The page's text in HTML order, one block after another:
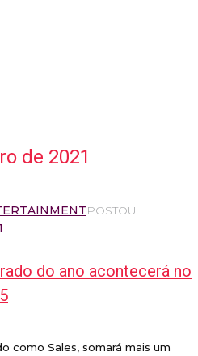
de 2021
POSTOU
do ano acontecerá no
como Sales, somará mais um